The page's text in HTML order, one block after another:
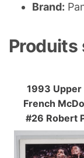
Brand:
Produits
1993 Upper
French
#26 Robert